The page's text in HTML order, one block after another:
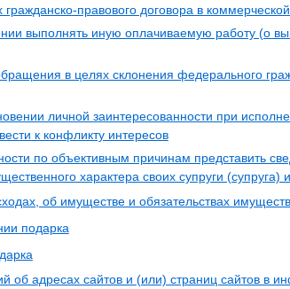
правового договора в
выполнять иную оплачиваемую работу (о
в целях склонения федерального
личной заинтересованности при
к конфликту интересов
по объективным причинам представить
характера своих супруги
об имуществе и обязательствах
подарка
об адресах сайтов и (или) страниц сайтов в